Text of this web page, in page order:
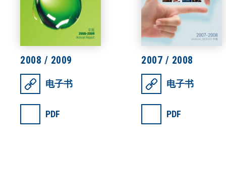
2008 / 2009
电子书
PDF
2007 / 2008
电子书
PDF